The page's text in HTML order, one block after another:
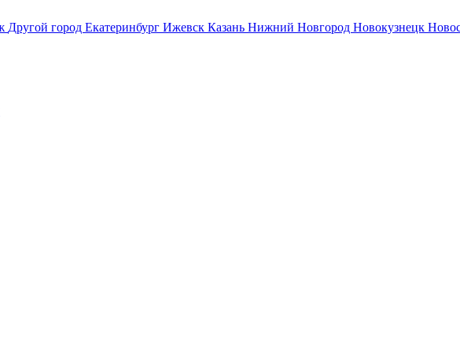
Другой город Екатеринбург Ижевск Казань Нижний Новгород Новокузнецк